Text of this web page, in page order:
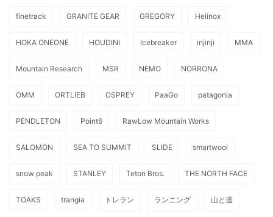
finetrack GRANITE GEAR GREGORY Helinox
HOKA ONEONE HOUDINI Icebreaker injinji MMA
Mountain Research MSR NEMO NORRONA
OMM ORTLIEB OSPREY PaaGo patagonia
PENDLETON Point6 RawLow Mountain Works
SALOMON SEA TO SUMMIT SLIDE smartwool
snow peak STANLEY Teton Bros. THE NORTH FACE
TOAKS trangia トレラン ランニング 山と道